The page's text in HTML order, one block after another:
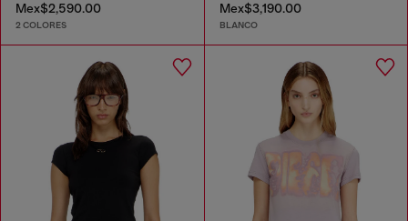
Mex$2,590.00
2 COLORES
Mex$3,190.00
BLANCO